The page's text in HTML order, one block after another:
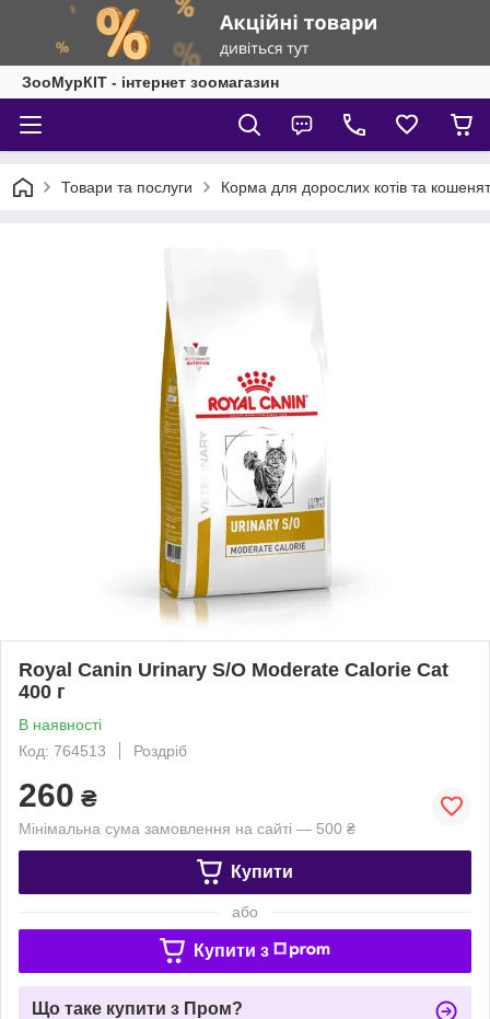
ЗооМурКІТ - інтернет зоомагазин
Товари та послуги Корма для дорослих котів та кошенят
Royal Canin Urinary S/O Moderate Calorie Cat
400 г
В наявності
Код: 764513
Роздріб
260 ₴
Мінімальна сума замовлення на сайті — 500 ₴
Купити
або
Купити з
Що таке купити з Пром?